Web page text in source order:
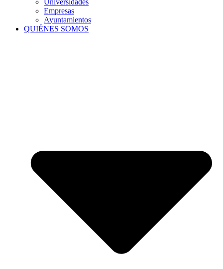
Universidades
Empresas
Ayuntamientos
QUIÉNES SOMOS